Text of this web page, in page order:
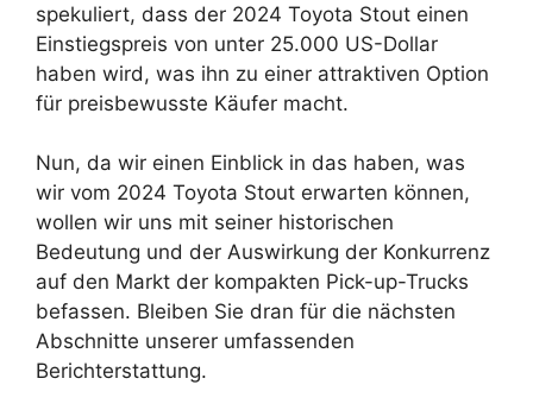
spekuliert, dass der 2024 Toyota Stout einen
Einstiegspreis von unter 25.000 US-Dollar
haben wird, was ihn zu einer attraktiven Option
für preisbewusste Käufer macht.
Nun, da wir einen Einblick in das haben, was
wir vom 2024 Toyota Stout erwarten können,
wollen wir uns mit seiner historischen
Bedeutung und der Auswirkung der Konkurrenz
auf den Markt der kompakten Pick-up-Trucks
befassen. Bleiben Sie dran für die nächsten
Abschnitte unserer umfassenden
Berichterstattung.